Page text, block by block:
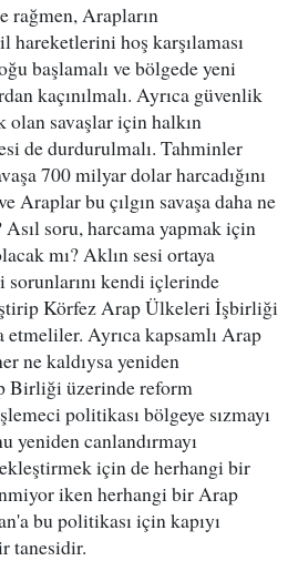
rağmen, Arapların
hoş karşılaması
başlamalı ve bölgede yeni
kaçınılmalı. Ayrıca güvenlik
savaşlar için halkın
de durdurulmalı. Tahminler
700 milyar dolar harcadığını
Araplar bu çılgın savaşa daha ne
Asıl soru, harcama yapmak için
mı? Aklın sesi ortaya
sorunlarını kendi içlerinde
Körfez Arap Ülkeleri İşbirliği
Ayrıca kapsamlı Arap
ne kaldıysa yeniden
Birliği üzerinde reform
politikası bölgeye sızmayı
yeniden canlandırmayı
için de herhangi bir
iken herhangi bir Arap
bu politikası için kapıyı
tanesidir.